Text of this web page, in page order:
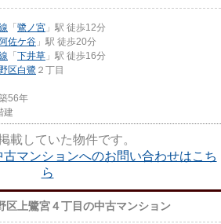
「鷺ノ宮 」駅 徒歩12分
佐ケ谷 」駅 徒歩20分
「下井草 」駅 徒歩16分
区白鷺 ２丁目
56年
建
載していた物件です。
マンションへのお問い合わせはこち
ら
区上鷺宮４丁目の中古マンション